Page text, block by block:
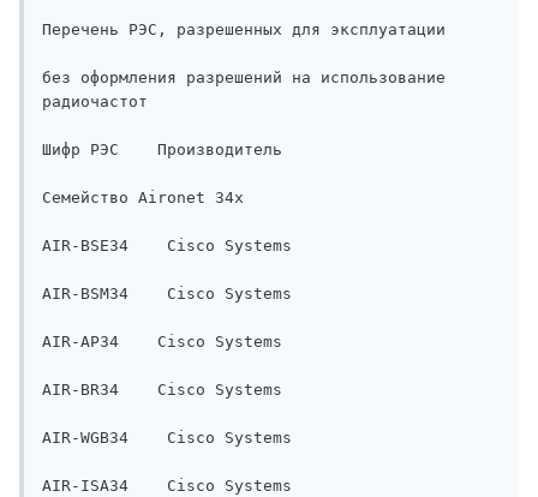
Перечень РЭС, разрешенных для эксплуатации
без оформления разрешений на использование
радиочастот
Шифр РЭС    Производитель
Семейство Aironet 34x
AIR-BSE34    Cisco Systems
AIR-BSM34    Cisco Systems
AIR-AP34    Cisco Systems
AIR-BR34    Cisco Systems
AIR-WGB34    Cisco Systems
AIR-ISA34    Cisco Systems